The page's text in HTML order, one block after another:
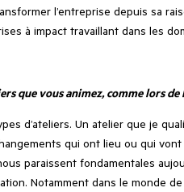
l’entreprise depuis sa
à impact travaillant dans les
que vous animez, comme lors de
d’ateliers. Un atelier que je
qui ont lieu ou qui vont
paraissent fondamentales
Notamment dans le monde